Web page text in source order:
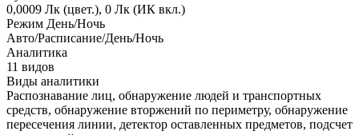
0,0009 Лк (цвет.), 0 Лк (ИК вкл.)
Режим День/Ночь
Авто/Расписание/День/Ночь
Аналитика
11 видов
Виды аналитики
Распознавание лиц, обнаружение людей и транспортных
средств, обнаружение вторжений по периметру, обнаружение
пересечения линии, детектор оставленных предметов, подсчет